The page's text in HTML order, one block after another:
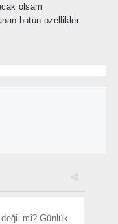
olsam
butun ozellikler
mi? Günlük